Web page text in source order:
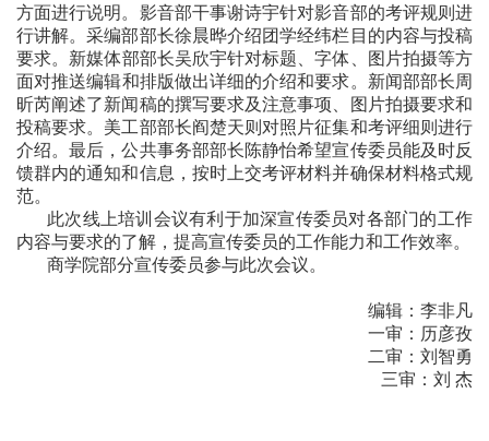
方面进行说明。影音部干事谢诗宇针对影音部的考评规则进
行讲解。采编部部长徐晨晔介绍团学经纬栏目的内容与投稿
要求。 新媒体部部长吴欣宇针对标题、字体、图片拍摄等方
面对推送编辑和排版做出详细的介绍和要求。 新闻部部长周
昕芮阐述了新闻稿的撰写要求及注意事项、图片拍摄要求和
投稿要求。美工部部长阎楚天则对照片征集和考评细则进行
介绍。最后，公共事务部部长陈静怡希望宣传委员能及时反
馈群内的通知和信息，按时上交考评材料并确保材料格式规
范。
此次线上培训会议有利于加深宣传委员对各部门的工作
内容与要求的了解，提高宣传委员的工作能力和工作效率。
商学院部分宣传委员参与此次会议。
编辑：李非凡
一审：历彦孜
二审：刘智勇
三审：刘 杰